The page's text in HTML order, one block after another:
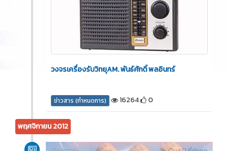
วงจรเครื่องรับวิทยุAM. พันธ์ศักดิ์ พลอินทร์
ข่าวสาร (กำหนดการ) 16264 0
พฤศจิกายน 2012